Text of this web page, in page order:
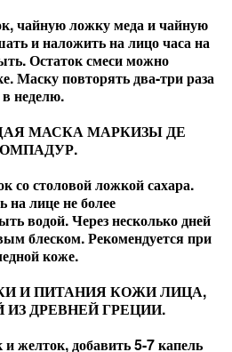
чайную ложку меда и чайную
и наложить на лицо часа на
Остаток смеси можно
Маску повторять два-три раза
в неделю.
МАСКА МАРКИЗЫ ДЕ
со столовой ложкой сахара.
на лице не более
водой. Через несколько дней
блеском. Рекомендуется при
коже.
И ПИТАНИЯ КОЖИ ЛИЦА,
ДРЕВНЕЙ ГРЕЦИИ.
желток, добавить 5-7 капель